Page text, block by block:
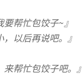
要帮忙包饺子~』
，以后再说吧。』
来帮忙包饺子吧。』